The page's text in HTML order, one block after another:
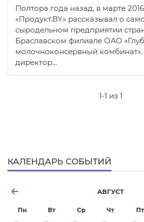
Полтора года назад, в марте
«Продукт.BY» рассказывал о
сыродельном предприятии
Браславском филиале ОАО
молочноконсервный
директор…
1-1 из 1
КАЛЕНДАРЬ СОБЫТИЙ
АВГУСТ
Пн Вт Ср Чт Пт